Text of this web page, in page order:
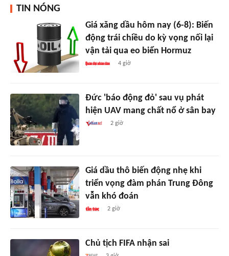
TIN NÓNG
Giá xăng dầu hôm nay (6-8): Biến
động trái chiều do kỳ vọng nối lại
vận tải qua eo biển Hormuz
4 giờ
Đức 'báo động đỏ' sau vụ phát
hiện UAV mang chất nổ ở sân bay
2 giờ
Giá dầu thô biến động nhẹ khi
triển vọng đàm phán Trung Đông
vẫn khó đoán
2 giờ
Chủ tịch FIFA nhận sai